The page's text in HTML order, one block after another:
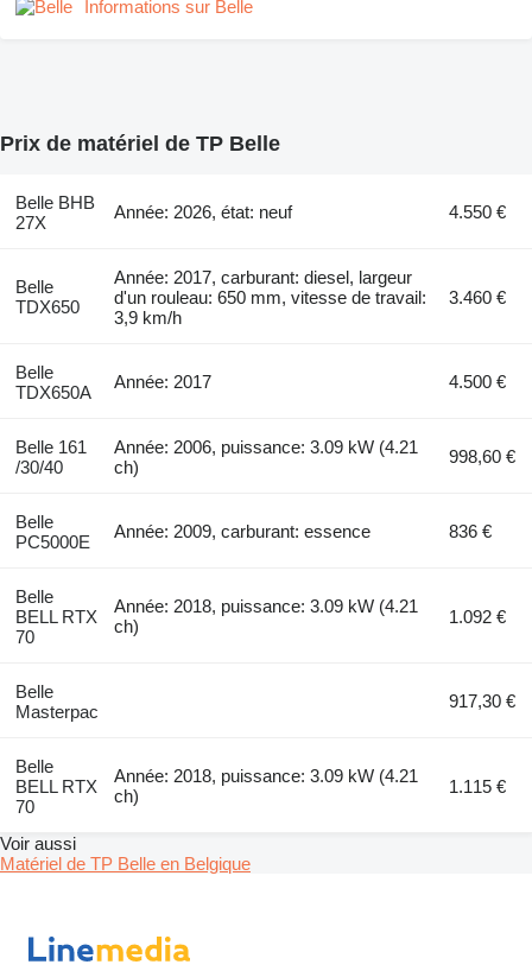
Informations sur Belle
Prix de matériel de TP Belle
Belle BHB
27X
Année: 2026, état: neuf 4.550 €
Belle
TDX650
Année: 2017, carburant: diesel, largeur
d'un rouleau: 650 mm, vitesse de travail:
3,9 km/h
3.460 €
Belle
TDX650A
Année: 2017 4.500 €
Belle 161
/30/40
Année: 2006, puissance: 3.09 kW (4.21
ch)
998,60 €
Belle
PC5000E
Année: 2009, carburant: essence 836 €
Belle
BELL RTX
70
Année: 2018, puissance: 3.09 kW (4.21
ch)
1.092 €
Belle
Masterpac
917,30 €
Belle
BELL RTX
70
Année: 2018, puissance: 3.09 kW (4.21
ch)
1.115 €
Voir aussi
Matériel de TP Belle en Belgique